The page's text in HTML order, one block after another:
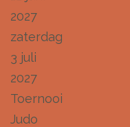
2027
zaterdag
3 juli
2027
Toernooi
Judo